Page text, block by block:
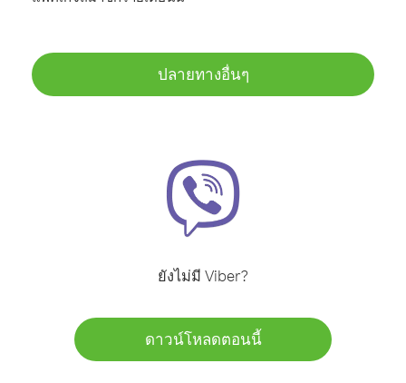
ปลายทางอื่นๆ
ยังไม่มี Viber?
ดาวน์โหลดตอนนี้